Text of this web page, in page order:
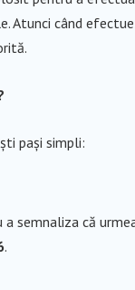
Atunci când
pași simpli:
semnaliza că
.